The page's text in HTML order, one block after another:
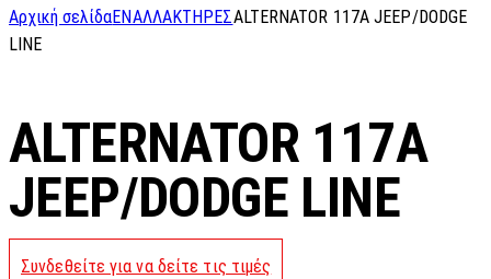
Αρχική σελίδαΕΝΑΛΛΑΚΤΗΡΕΣALTERNATOR 117A JEEP/DODGE
LINE
ALTERNATOR 117A
JEEP/DODGE LINE
Συνδεθείτε για να δείτε τις τιμές